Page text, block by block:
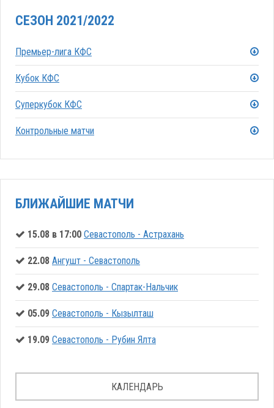
СЕЗОН 2021/2022
Премьер-лига КФС
Кубок КФС
Суперкубок КФС
Контрольные матчи
БЛИЖАЙШИЕ МАТЧИ
15.08 в 17:00 Севастополь - Астрахань
22.08 Ангушт - Севастополь
29.08 Севастополь - Спартак-Нальчик
05.09 Севастополь - Кызылташ
19.09 Севастополь - Рубин Ялта
КАЛЕНДАРЬ